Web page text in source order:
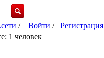
/ Войти / Регистрация
1 человек